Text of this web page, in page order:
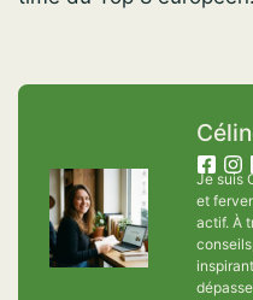
Je suis
et
actif. À